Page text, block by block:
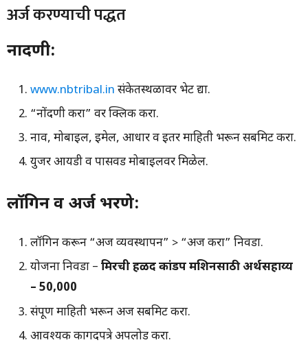
अर्ज करण्याची पद्धत
नोंदणी:
www.nbtribal.in संकेतस्थळावर भेट द्या.
“नोंदणी करा” वर क्लिक करा.
नाव, मोबाईल, ईमेल, आधार व इतर माहिती भरून सबमिट करा.
युजर आयडी व पासवर्ड मोबाईलवर मिळेल.
लॉगिन व अर्ज भरणे:
लॉगिन करून “अर्ज व्यवस्थापन” > “अर्ज करा” निवडा.
योजना निवडा – मिरची हळद कांडप मशिनसाठी अर्थसहाय्य
– ₹50,000
संपूर्ण माहिती भरून अर्ज सबमिट करा.
आवश्यक कागदपत्रे अपलोड करा.